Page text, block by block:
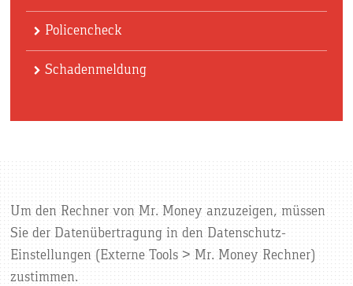
Policencheck
Schadenmeldung
Um den Rechner von Mr. Money anzuzeigen, müssen
Sie der Datenübertragung in den Datenschutz-
Einstellungen (Externe Tools > Mr. Money Rechner)
zustimmen.